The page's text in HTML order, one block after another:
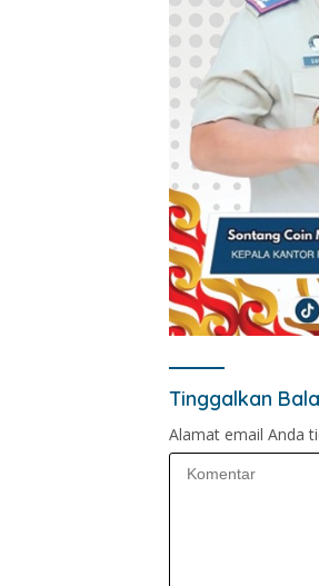
Tinggalkan
Alamat email Anda